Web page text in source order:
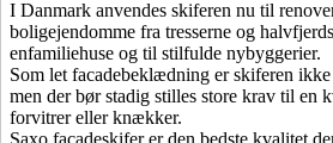
I Danmark anvendes skiferen nu til
boligejendomme fra tresserne og
enfamiliehuse og til stilfulde nybyggerier.
Som let facadebeklædning er skiferen
men der bør stadig stilles store krav til en
forvitrer eller knækker.
Saxo facadeskifer er den bedste kvalitet